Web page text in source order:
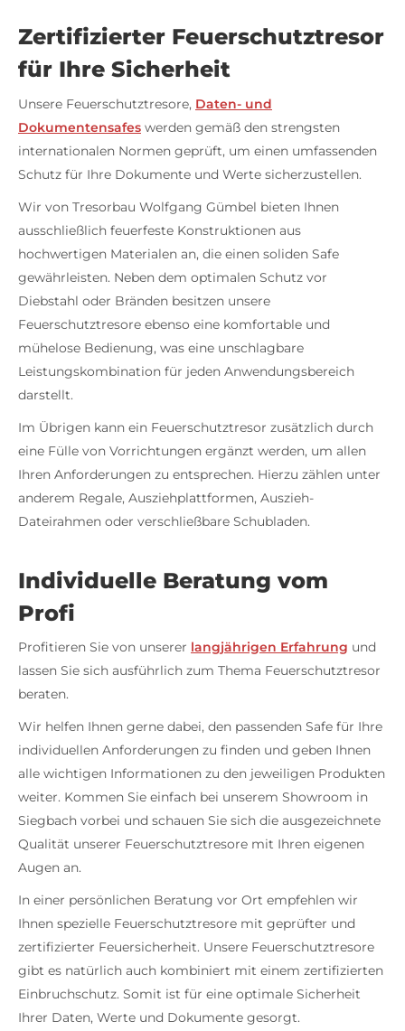
Zertifizierter Feuerschutztresor
für Ihre Sicherheit
Unsere Feuerschutztresore, Daten- und
Dokumentensafes werden gemäß den strengsten
internationalen Normen geprüft, um einen umfassenden
Schutz für Ihre Dokumente und Werte sicherzustellen.
Wir von Tresorbau Wolfgang Gümbel bieten Ihnen
ausschließlich feuerfeste Konstruktionen aus
hochwertigen Materialen an, die einen soliden Safe
gewährleisten. Neben dem optimalen Schutz vor
Diebstahl oder Bränden besitzen unsere
Feuerschutztresore ebenso eine komfortable und
mühelose Bedienung, was eine unschlagbare
Leistungskombination für jeden Anwendungsbereich
darstellt.
Im Übrigen kann ein Feuerschutztresor zusätzlich durch
eine Fülle von Vorrichtungen ergänzt werden, um allen
Ihren Anforderungen zu entsprechen. Hierzu zählen unter
anderem Regale, Ausziehplattformen, Auszieh-
Dateirahmen oder verschließbare Schubladen.
Individuelle Beratung vom
Profi
Profitieren Sie von unserer langjährigen Erfahrung und
lassen Sie sich ausführlich zum Thema Feuerschutztresor
beraten.
Wir helfen Ihnen gerne dabei, den passenden Safe für Ihre
individuellen Anforderungen zu finden und geben Ihnen
alle wichtigen Informationen zu den jeweiligen Produkten
weiter. Kommen Sie einfach bei unserem Showroom in
Siegbach vorbei und schauen Sie sich die ausgezeichnete
Qualität unserer Feuerschutztresore mit Ihren eigenen
Augen an.
In einer persönlichen Beratung vor Ort empfehlen wir
Ihnen spezielle Feuerschutztresore mit geprüfter und
zertifizierter Feuersicherheit. Unsere Feuerschutztresore
gibt es natürlich auch kombiniert mit einem zertifizierten
Einbruchschutz. Somit ist für eine optimale Sicherheit
Ihrer Daten, Werte und Dokumente gesorgt.